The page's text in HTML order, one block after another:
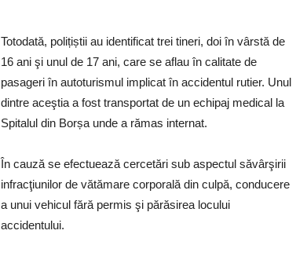
Totodată, polițiștii au identificat trei tineri, doi în vârstă de
16 ani şi unul de 17 ani, care se aflau în calitate de
pasageri în autoturismul implicat în accidentul rutier. Unul
dintre aceştia a fost transportat de un echipaj medical la
Spitalul din Borșa unde a rămas internat.
În cauză se efectuează cercetări sub aspectul săvârşirii
infracţiunilor de vătămare corporală din culpă, conducere
a unui vehicul fără permis şi părăsirea locului
accidentului.